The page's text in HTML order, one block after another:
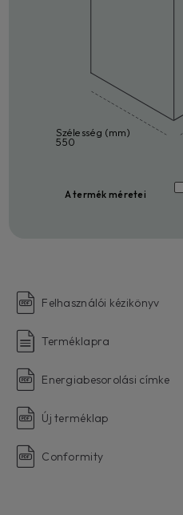
Szélesség (mm)
550
A termék méretei
Felhasználói kézikönyv
Terméklapra
Energiabesorolási címke
Új terméklap
Conformity